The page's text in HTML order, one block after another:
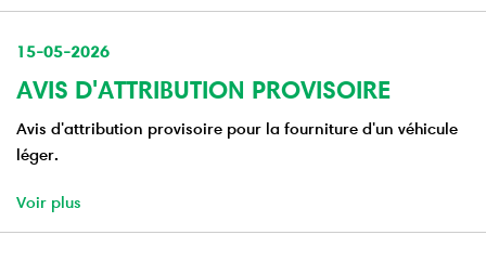
15-05-2026
AVIS D'ATTRIBUTION PROVISOIRE
Avis d'attribution provisoire pour la fourniture d'un véhicule
léger.
Voir plus